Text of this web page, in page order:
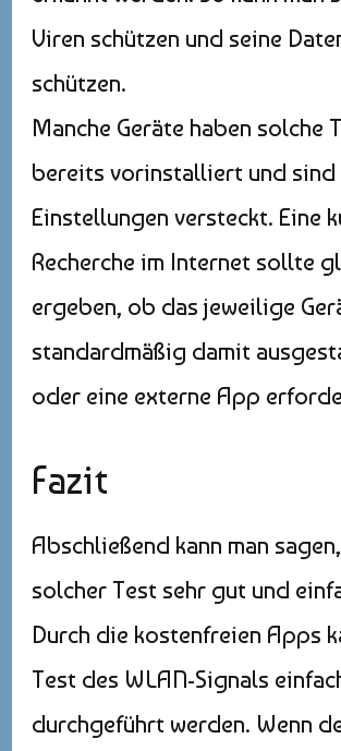
Viren schützen und seine
schützen.
Manche Geräte haben solche
bereits vorinstalliert und sind
Einstellungen versteckt. Eine
Recherche im Internet sollte
ergeben, ob das jeweilige
standardmäßig damit
oder eine externe App
Fazit
Abschließend kann man
solcher Test sehr gut und
Durch die kostenfreien Apps
Test des WLAN-Signals
durchgeführt werden. Wenn